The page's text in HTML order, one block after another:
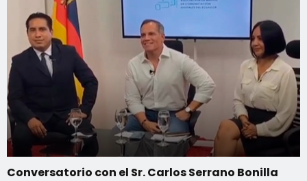
Conversatorio con el Sr. Carlos Serrano Bonilla